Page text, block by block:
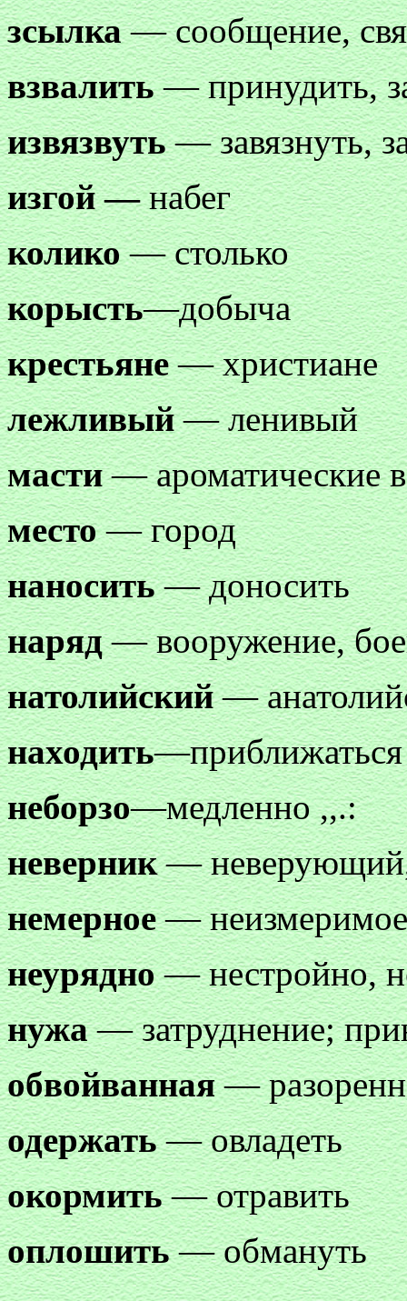
зсылка— сообщение,
взвалить— принудить,
извязвуть— завязнуть,
изгой —набег
колико— столько
корысть—добыча
крестьяне— христиане
лежливый— ленивый
масти— ароматические
место— город
наносить— доносить
наряд— вооружение,
натолийский—
находить
неборзо—медленно ,,.:
неверник—
немерное—
неурядно— нестройно,
нужа— затруднение;
обвойванная—
одержать— овладеть
окормить— отравить
оплошить— обмануть